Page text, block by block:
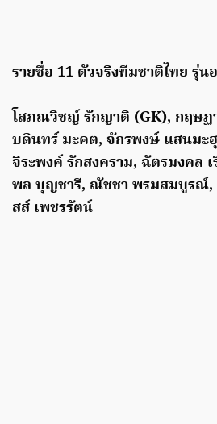
รายชื่อ 11 ตัวจริงทีมชาติไทย รุ่น
โสภณวิชญ์ รักญาติ (GK), กฤษฏ
บดินทร์ มะคต, จักรพงษ์ แสนมะ
จิระพงค์ รักสงคราม, ฉัตรมงคล
พล บุญชารี, ณัชชา พรมสมบูรณ์,
สส์ เพชรรัตน์